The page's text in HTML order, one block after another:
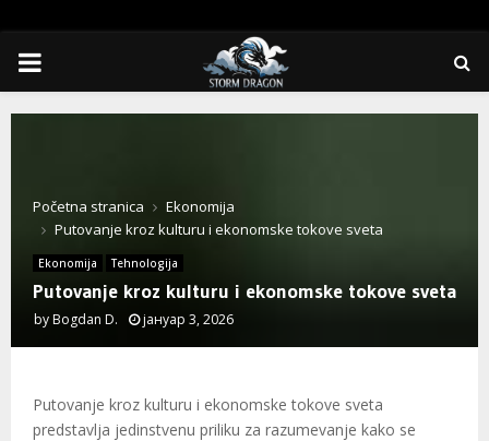
PRIMARY
MENU
Početna stranica
Ekonomija
Putovanje kroz kulturu i ekonomske tokove sveta
Ekonomija Tehnologija
Putovanje kroz kulturu i ekonomske tokove sveta
by Bogdan D. јануар 3, 2026
Putovanje kroz kulturu i ekonomske tokove sveta
predstavlja jedinstvenu priliku za razumevanje kako se